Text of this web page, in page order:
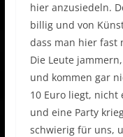
hier anzusiedeln.
billig und von
dass man hier
Die Leute
und kommen gar
10 Euro liegt, nicht
und eine Party
schwierig für uns,